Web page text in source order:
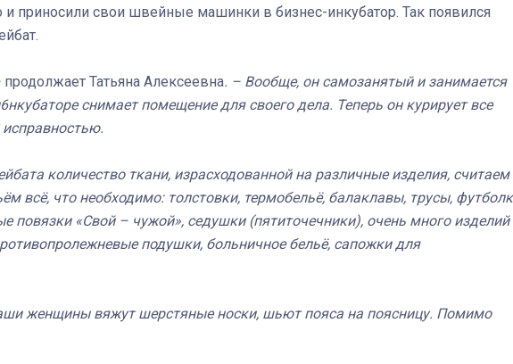
и приносили свои швейные машинки в бизнес-инкубатор. Так появился
продолжает Татьяна Алексеевна. – Вообще, он самозанятый и занимается
снимает помещение для своего дела. Теперь он курирует все
количество ткани, израсходованной на различные изделия, считаем
всё, что необходимо: толстовки, термобельё, балаклавы, трусы,
повязки «Свой – чужой», седушки (пятиточечники), очень много изделий
подушки, больничное бельё, сапожки для
женщины вяжут шерстяные носки, шьют пояса на поясницу. Помимо